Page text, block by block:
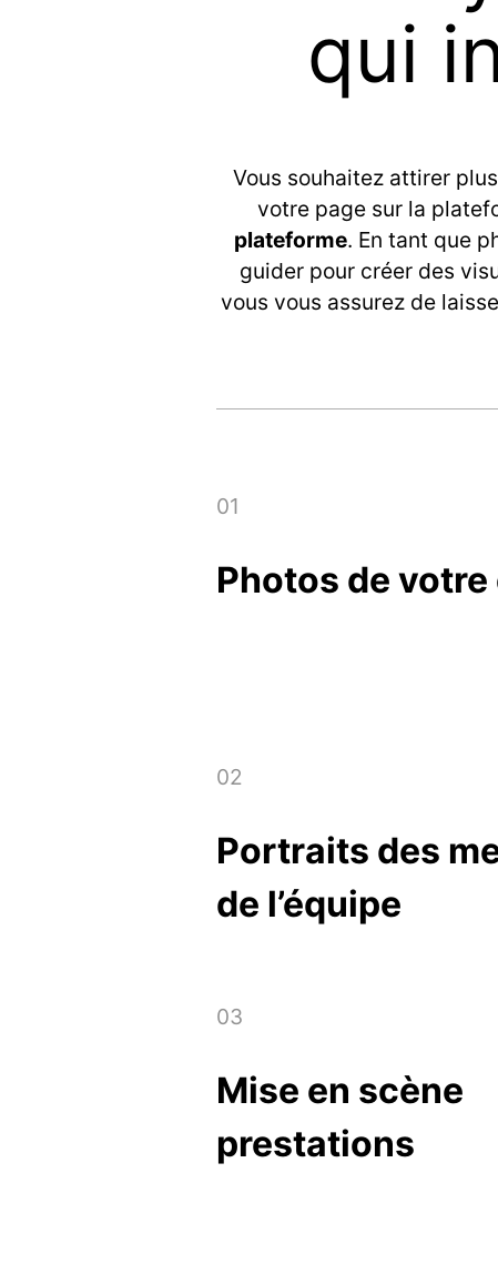
s
p
o
u
f
i
e
P
l
a
n
i
t
qui
Vous souhaitez attirer
votre page sur la
plateforme. En tant que
guider pour créer des
vous vous assurez de
01
Photos de votre
02
Portraits des
de l’équipe
03
Mise en scène
prestations